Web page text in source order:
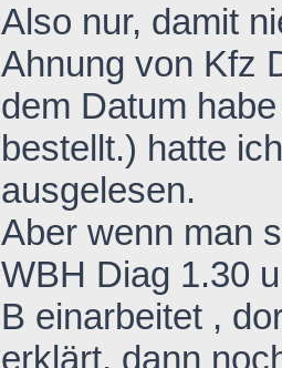
Also nur, damit
Ahnung von Kfz
dem Datum
bestellt.) hatte
ausgelesen.
Aber wenn man
WBH Diag 1.30
B einarbeitet ,
erklärt, dann